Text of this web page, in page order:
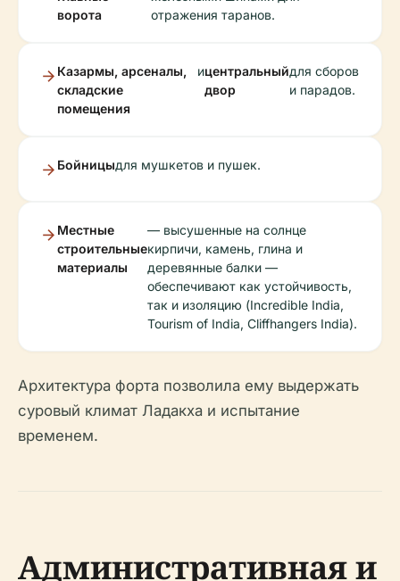
ворота
отражения таранов.
Казармы, арсеналы,
складские
помещения
ицентральный
двор
для сборов
и парадов.
Бойницыдля мушкетов и пушек.
Местные
строительные
материалы
— высушенные на солнце
кирпичи, камень, глина и
деревянные балки —
обеспечивают как устойчивость,
так и изоляцию (Incredible India,
Tourism of India, Cliffhangers India).
Архитектура форта позволила ему выдержать
суровый климат Ладакха и испытание
временем.
Административная и